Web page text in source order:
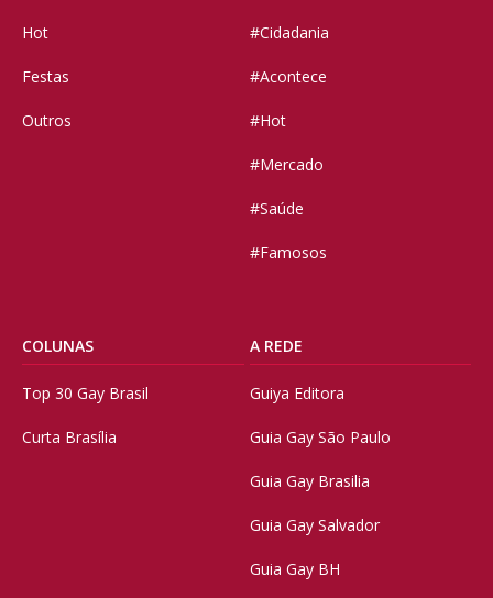
Hot
Festas
Outros
#Cidadania
#Acontece
#Hot
#Mercado
#Saúde
#Famosos
COLUNAS
Top 30 Gay Brasil
Curta Brasília
A REDE
Guiya Editora
Guia Gay São Paulo
Guia Gay Brasilia
Guia Gay Salvador
Guia Gay BH